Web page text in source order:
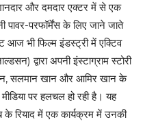
और दमदार एक्टर में से एक
पावर-परफॉर्मेंस के लिए जाने जाते
आज भी फिल्म इंडस्ट्री में एक्टिव
द्वारा अपनी इंस्टाग्राम स्टोरी
सलमान खान और आमिर खान के
पर हलचल हो रही है। यह
रियाद में एक कार्यक्रम में उनकी